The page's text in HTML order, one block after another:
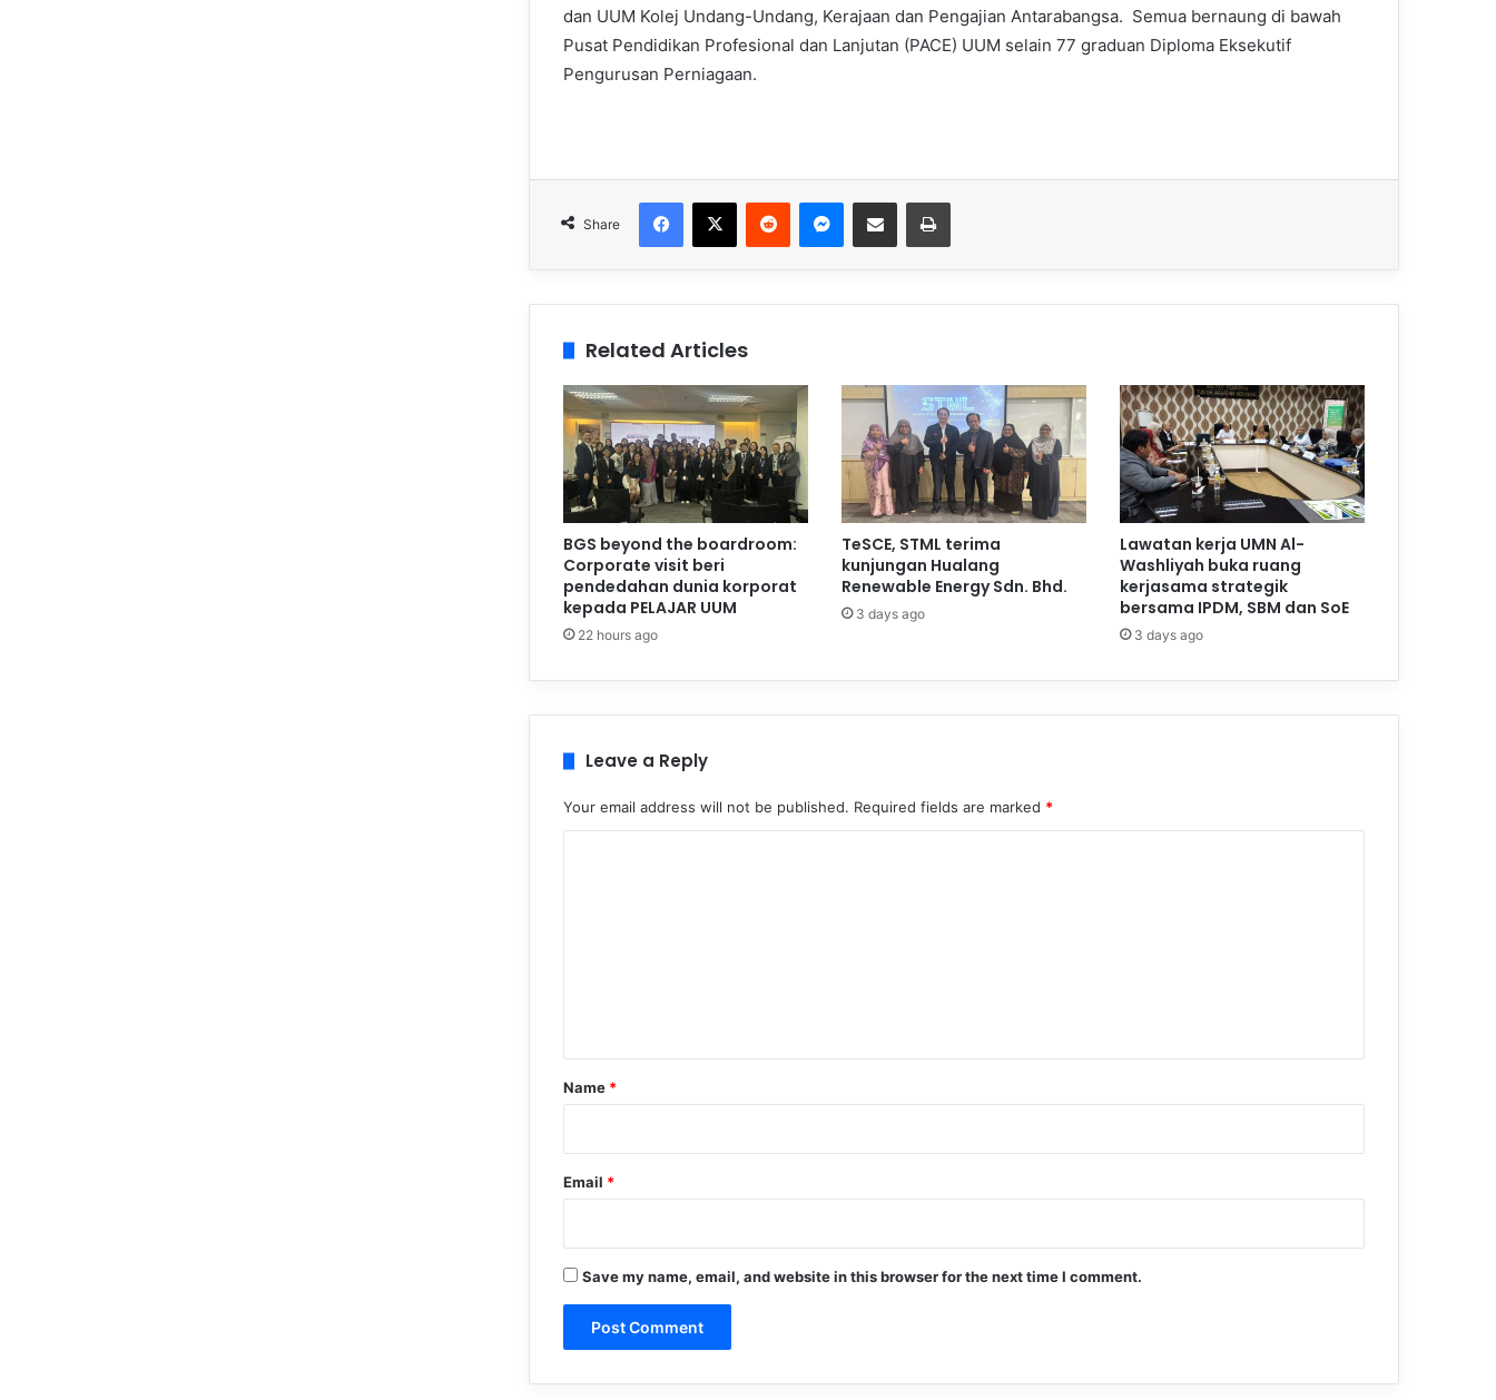
dan UUM Kolej Undang-Undang, Kerajaan dan Pengajian Antarabangsa. Semua bernaung di bawah
Pusat Pendidikan Profesional dan Lanjutan (PACE) UUM selain 77 graduan Diploma Eksekutif
Pengurusan Perniagaan.
Share
Related Articles
BGS beyond the boardroom:
Corporate visit beri
pendedahan dunia korporat
kepada PELAJAR UUM
22 hours ago
TeSCE, STML terima
kunjungan Hualang
Renewable Energy Sdn. Bhd.
3 days ago
Lawatan kerja UMN Al-
Washliyah buka ruang
kerjasama strategik
bersama IPDM, SBM dan SoE
3 days ago
Leave a Reply
Your email address will not be published. Required fields are marked *
*
Name *
Email *
Save my name, email, and website in this browser for the next time I comment.